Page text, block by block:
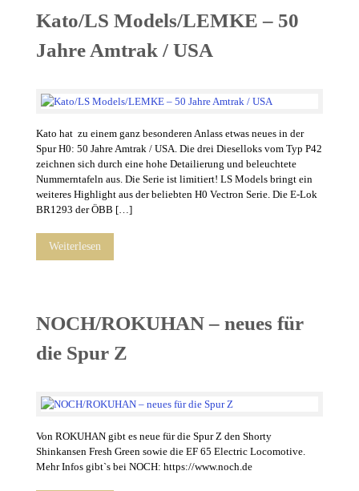
Kato/LS Models/LEMKE – 50
Jahre Amtrak / USA
Kato hat zu einem ganz besonderen Anlass etwas neues in der
Spur H0: 50 Jahre Amtrak / USA. Die drei Dieselloks vom Typ P42
zeichnen sich durch eine hohe Detailierung und beleuchtete
Nummerntafeln aus. Die Serie ist limitiert! LS Models bringt ein
weiteres Highlight aus der beliebten H0 Vectron Serie. Die E-Lok
BR1293 der ÖBB […]
Weiterlesen
NOCH/ROKUHAN – neues für
die Spur Z
Von ROKUHAN gibt es neue für die Spur Z den Shorty
Shinkansen Fresh Green sowie die EF 65 Electric Locomotive.
Mehr Infos gibt`s bei NOCH: https://www.noch.de